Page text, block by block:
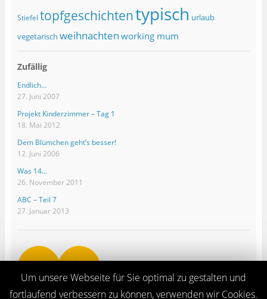
Stiefel topfgeschichtentypisch urlaub
vegetarisch weihnachtenworking mum
Zufällig
Endlich…
27. Juni 2007
Projekt Kinderzimmer – Tag 1
18. Mai 2012
Dem Blümchen geht’s besser!
12. Juni 2006
Was 14…
26. November 2011
ABC – Teil 7
27. Januar 2013
Um unsere Webseite für Sie optimal zu gestalten und
fortlaufend verbessern zu können, verwenden wir Cookies.